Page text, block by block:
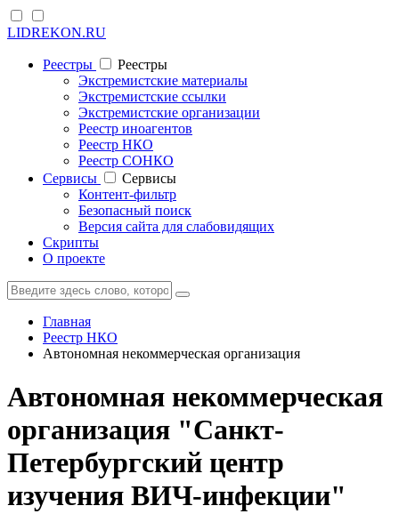
LIDREKON.RU
Реестры
Реестры
Экстремистские материалы
Экстремистские ссылки
Экстремистские организации
Реестр иноагентов
Реестр НКО
Реестр СОНКО
Cервисы
Cервисы
Контент-фильтр
Безопасный поиск
Версия сайта для слабовидящих
Скрипты
О проекте
Главная
Реестр НКО
Автономная некоммерческая организация
Автономная некоммерческая
организация "Санкт-
Петербургский центр
изучения ВИЧ-инфекции"